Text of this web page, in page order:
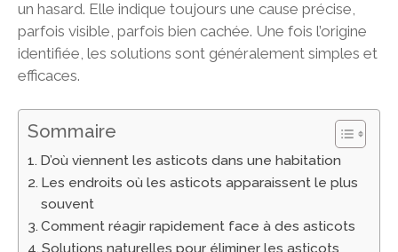
un hasard. Elle indique toujours une cause précise,
parfois visible, parfois bien cachée. Une fois l’origine
identifiée, les solutions sont généralement simples et
efficaces.
Sommaire
D’où viennent les asticots dans une habitation
Les endroits où les asticots apparaissent le plus
souvent
Comment réagir rapidement face à des asticots
Solutions naturelles pour éliminer les asticots